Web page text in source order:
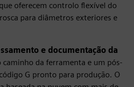
oferecem controlo flexível do
para diâmetros exteriores e
e documentação da
caminho da ferramenta e um pós-
G pronto para produção. O